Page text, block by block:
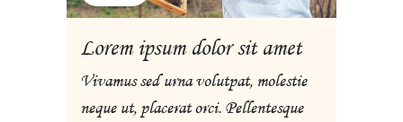
Lorem ipsum dolor sit amet
Vivamus sed urna volutpat, molestie
neque ut, placerat orci. Pellentesque